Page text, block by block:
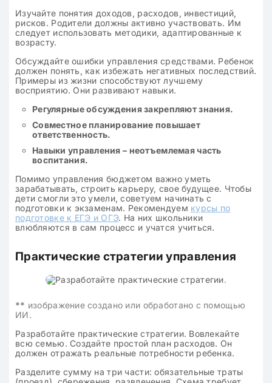
Изучайте понятия доходов, расходов, инвестиций,
рисков. Родители должны активно участвовать. Им
следует использовать методики, адаптированные к
возрасту.
Обсуждайте ошибки управления средствами. Ребенок
должен понять, как избежать негативных последствий.
Примеры из жизни способствуют лучшему
восприятию. Они развивают навыки.
Регулярные обсуждения закрепляют знания.
Совместное планирование повышает
ответственность.
Навыки управления – неотъемлемая часть
воспитания.
Помимо управления бюджетом важно уметь
зарабатывать, строить карьеру, свое будущее. Чтобы
дети смогли это умели, советуем начинать с
подготовки к экзаменам. Рекомендуем курсы по
подготовке к ЕГЭ и ОГЭ. На них школьники
влюбляются в сам процесс и учатся учиться.
Практические стратегии управления
** изображение создано или обработано с помощью
ИИ.
Разработайте практические стратегии. Вовлекайте
всю семью. Создайте простой план расходов. Он
должен отражать реальные потребности ребенка.
Разделите сумму на три части: обязательные траты